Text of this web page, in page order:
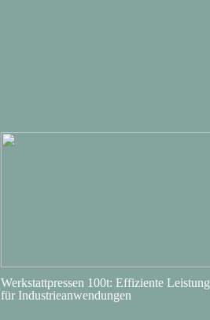
Werkstattpressen 100t: Effiziente Leistung
für Industrieanwendungen